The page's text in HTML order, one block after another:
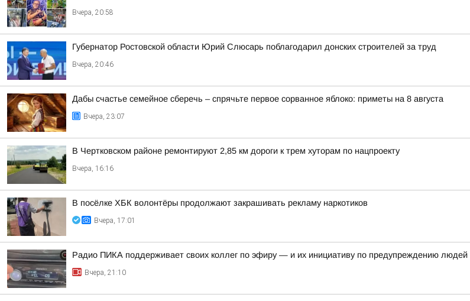
Вчера, 20:58
Губернатор Ростовской области Юрий Слюсарь поблагодарил донских строителей за труд
Вчера, 20:46
Дабы счастье семейное сберечь – спрячьте первое сорванное яблоко: приметы на 8 августа
Вчера, 23:07
В Чертковском районе ремонтируют 2,85 км дороги к трем хуторам по нацпроекту
Вчера, 16:16
В посёлке ХБК волонтёры продолжают закрашивать рекламу наркотиков
Вчера, 17:01
Радио ПИКА поддерживает своих коллег по эфиру — и их инициативу по предупреждению людей
Вчера, 21:10